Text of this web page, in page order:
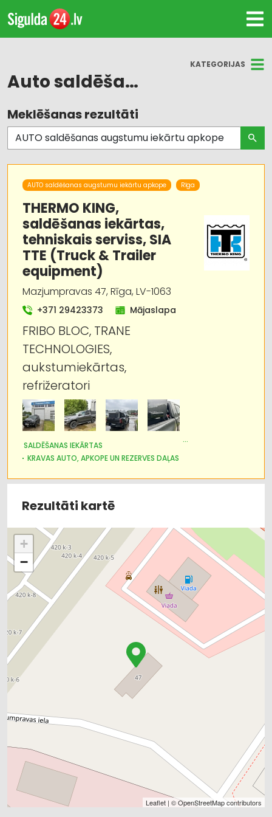
KATEGORIJAS
Auto saldēšanas augstumu iekārtu apkope
Visas nozares
Auto kondicionēšanas sistēmas,
Auto rezerves daļu tirdzniecība
Autotransports
Dzinēji, motori, to remonts
Kravas auto, apkope un rezerves daļas
Kravu pārvadājumi: auto
Saldēšanas iekārtas
Meklēšanas rezultāti
AUTO saldēšanas augstumu iekārtu apkope Rīga
THERMO KING,
saldēšanas iekārtas,
tehniskais serviss, SIA
TTE (Truck & Trailer
equipment)
Mazjumpravas 47, Rīga, LV-1063
+371 29423373 Mājaslapa
FRIBO BLOC, TRANE
TECHNOLOGIES,
aukstumiekārtas,
refrižeratori
SALDĒŠANAS IEKĀRTAS
KRAVAS AUTO, APKOPE UN REZERVES DAĻAS
KRAVU PĀRVADĀJUMI: AUTO
AUTOTRANSPORTS
AUTO REZERVES DAĻU TIRDZNIECĪBA
Rezultāti kartē
+
−
Leaflet | ©OpenStreetMapcontributors